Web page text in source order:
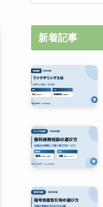
新着記事